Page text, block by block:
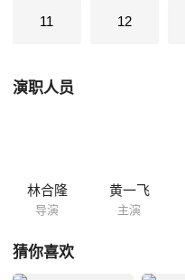
11 12
演职人员
林合隆
导演
黄一飞
主演
猜你喜欢